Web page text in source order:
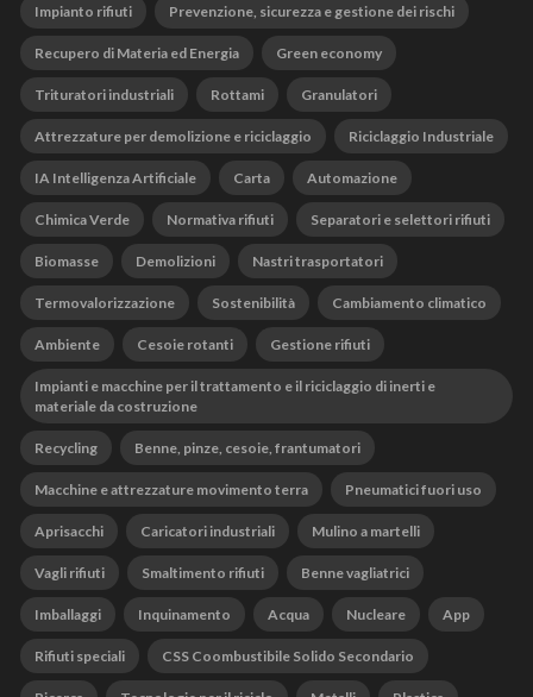
Impianto rifiuti Prevenzione, sicurezza e gestione dei rischi
Recupero di Materia ed Energia Green economy
Trituratori industriali Rottami Granulatori
Attrezzature per demolizione e riciclaggio Riciclaggio Industriale
IA Intelligenza Artificiale Carta Automazione
Chimica Verde Normativa rifiuti Separatori e selettori rifiuti
Biomasse Demolizioni Nastri trasportatori
Termovalorizzazione Sostenibilità Cambiamento climatico
Ambiente Cesoie rotanti Gestione rifiuti
Impianti e macchine per il trattamento e il riciclaggio di inerti e
materiale da costruzione
Recycling Benne, pinze, cesoie, frantumatori
Macchine e attrezzature movimento terra Pneumatici fuori uso
Aprisacchi Caricatori industriali Mulino a martelli
Vagli rifiuti Smaltimento rifiuti Benne vagliatrici
Imballaggi Inquinamento Acqua Nucleare App
Rifiuti speciali CSS Coombustibile Solido Secondario